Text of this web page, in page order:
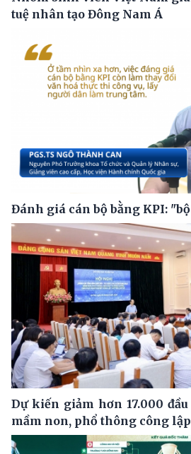
tuệ nhân tạo Đông Nam Á
Đánh giá cán bộ bằng KPI:
Dự kiến giảm hơn 17.000
mầm non, phổ thông công lập